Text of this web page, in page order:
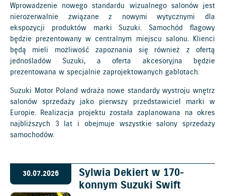
Wprowadzenie nowego standardu wizualnego salonów jest
nierozerwalnie związane z nowymi wytycznymi dla
ekspozycji produktów marki Suzuki. Samochód flagowy
będzie prezentowany w centralnym miejscu salonu. Klienci
będą mieli możliwość zapoznania się również z ofertą
jednośladów Suzuki, a oferta akcesoryjna będzie
prezentowana w specjalnie zaprojektowanych gablotach.
Suzuki Motor Poland wdraża nowe standardy wystroju wnętrz
salonów sprzedaży jako pierwszy przedstawiciel marki w
Europie. Realizacja projektu została zaplanowana na okres
najbliższych 3 lat i obejmuje wszystkie salony sprzedaży
samochodów.
30.07.2026
Sylwia Dekiert w 170-
konnym Suzuki Swift